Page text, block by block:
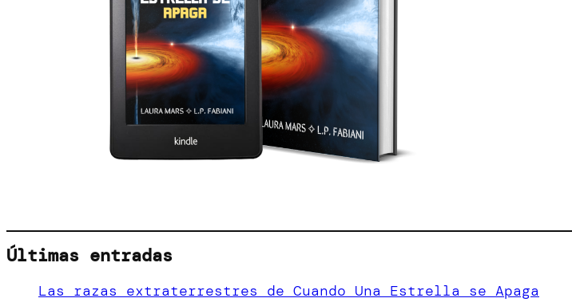
Últimas entradas
Las razas extraterrestres de Cuando Una Estrella se Apaga